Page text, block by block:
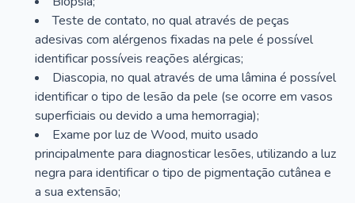
Teste de contato, no qual através de peças
adesivas com alérgenos fixadas na pele é possível
identificar possíveis reações alérgicas;
Diascopia, no qual através de uma lâmina é possível
identificar o tipo de lesão da pele (se ocorre em vasos
superficiais ou devido a uma hemorragia);
Exame por luz de Wood, muito usado
principalmente para diagnosticar lesões, utilizando a luz
negra para identificar o tipo de pigmentação cutânea e
a sua extensão;